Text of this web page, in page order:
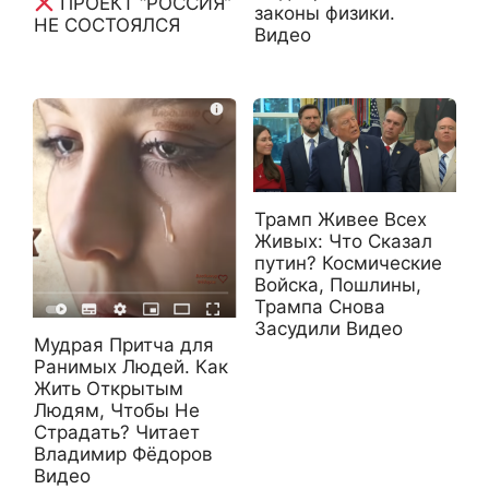
НЕ СОСТОЯЛСЯ
законы физики.
Видео
Мудрая Притча для
Ранимых Людей. Как
Жить Открытым
Людям, Чтобы Не
Страдать? Читает
Владимир Фёдоров
Видео
Трамп Живее Всех
Живых: Что Сказал
путин? Космические
Войска, Пошлины,
Трампа Снова
Засудили Видео